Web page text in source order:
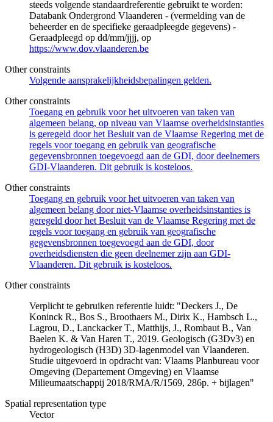
steeds volgende standaardreferentie gebruikt te worden:
Databank Ondergrond Vlaanderen - (vermelding van de
beheerder en de specifieke geraadpleegde gegevens) -
Geraadpleegd op dd/mm/jjjj, op
https://www.dov.vlaanderen.be
Other constraints
Volgende aansprakelijkheidsbepalingen gelden.
Other constraints
Toegang en gebruik voor het uitvoeren van taken van
algemeen belang, op niveau van Vlaamse overheidsinstanties
is geregeld door het Besluit van de Vlaamse Regering met de
regels voor toegang en gebruik van geografische
gegevensbronnen toegevoegd aan de GDI, door deelnemers
GDI-Vlaanderen. Dit gebruik is kosteloos.
Other constraints
Toegang en gebruik voor het uitvoeren van taken van
algemeen belang door niet-Vlaamse overheidsinstanties is
geregeld door het Besluit van de Vlaamse Regering met de
regels voor toegang en gebruik van geografische
gegevensbronnen toegevoegd aan de GDI, door
overheidsdiensten die geen deelnemer zijn aan GDI-
Vlaanderen. Dit gebruik is kosteloos.
Other constraints
Verplicht te gebruiken referentie luidt: "Deckers J., De
Koninck R., Bos S., Broothaers M., Dirix K., Hambsch L.,
Lagrou, D., Lanckacker T., Matthijs, J., Rombaut B., Van
Baelen K. & Van Haren T., 2019. Geologisch (G3Dv3) en
hydrogeologisch (H3D) 3D-lagenmodel van Vlaanderen.
Studie uitgevoerd in opdracht van: Vlaams Planbureau voor
Omgeving (Departement Omgeving) en Vlaamse
Milieumaatschappij 2018/RMA/R/1569, 286p. + bijlagen"
Spatial representation type
Vector